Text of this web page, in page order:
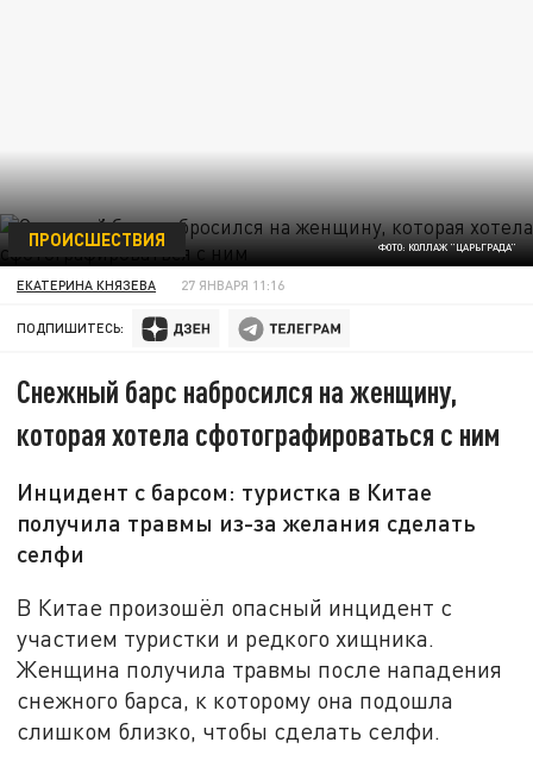
ФОТО: КОЛЛАЖ "ЦАРЬГРАДА"
ПРОИСШЕСТВИЯ
ЕКАТЕРИНА КНЯЗЕВА 27 ЯНВАРЯ 11:16
ПОДПИШИТЕСЬ:
Снежный барс набросился на женщину,
которая хотела сфотографироваться с ним
Инцидент с барсом: туристка в Китае
получила травмы из-за желания сделать
селфи
В Китае произошёл опасный инцидент с
участием туристки и редкого хищника.
Женщина получила травмы после нападения
снежного барса, к которому она подошла
слишком близко, чтобы сделать селфи.